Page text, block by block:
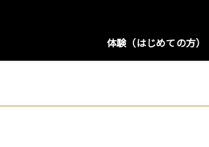
体験（はじめての方）